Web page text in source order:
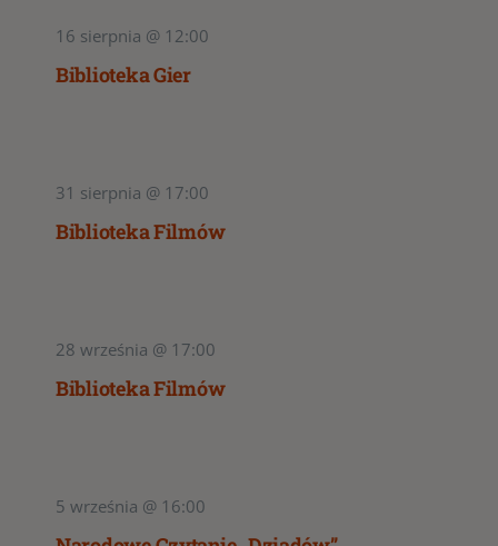
16 sierpnia @ 12:00
Biblioteka Gier
31 sierpnia @ 17:00
Biblioteka Filmów
28 września @ 17:00
Biblioteka Filmów
5 września @ 16:00